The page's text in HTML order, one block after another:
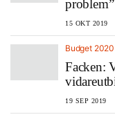
problem”
15 OKT 2019
Budget 2020
Facken:
19 SEP 2019